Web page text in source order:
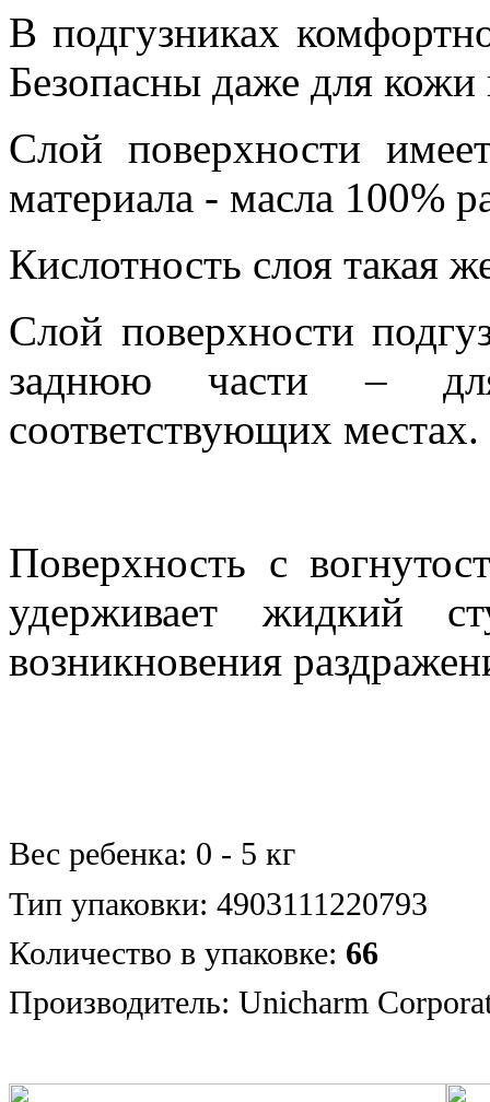
В подгузниках
Безопасны даже для
Слой поверхности
материала - масла 100%
Кислотность слоя такая
Слой поверхности
заднюю части –
соответствующих местах.
Поверхность с
удерживает жидкий
возникновения
Вес ребенка: 0 - 5 кг
Тип упаковки: 4903111220793
Количество в упаковке: 66
Производитель: Unicharm